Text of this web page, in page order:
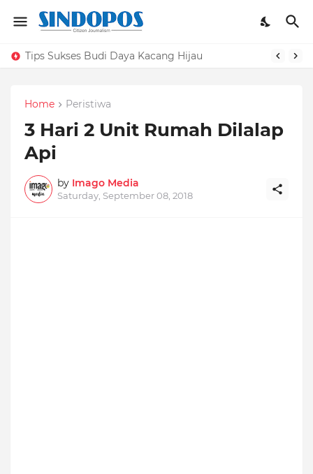
Tips Sukses Budi Daya Kacang Hijau
Home Peristiwa
3 Hari 2 Unit Rumah Dilalap
Api
by Imago Media
Saturday, September 08, 2018